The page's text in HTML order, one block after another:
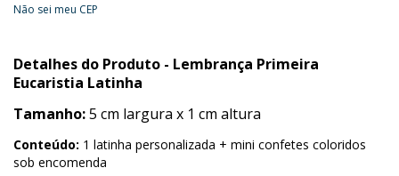
Não sei meu CEP
Detalhes do Produto - Lembrança Primeira
Eucaristia Latinha
Tamanho:5 cm largura x 1 cm altura
Conteúdo: 1 latinha personalizada + mini confetes coloridos
sob encomenda